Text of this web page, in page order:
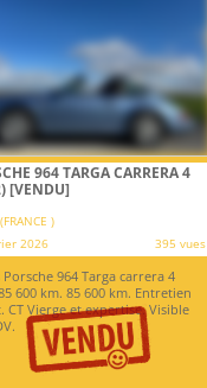
964 TARGA CARRERA 4
[VENDU]
)
2026
395 vues
Porsche 964 Targa carrera 4
600 km. 85 600 km. Entretien
CT Vierge et expertise. Visible